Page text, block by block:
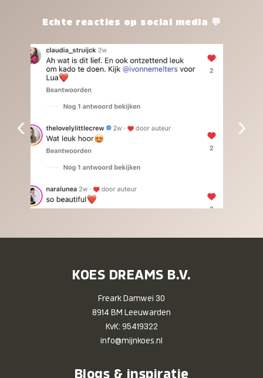
het waard.Echte reacties op social media 💬
‹ ›
KOES DREAMS B.V.
Freark Damwei 30
8914 BM Leeuwarden
KvK: 95419322
info@mijnkoes.nl
Blogs & inspiratie